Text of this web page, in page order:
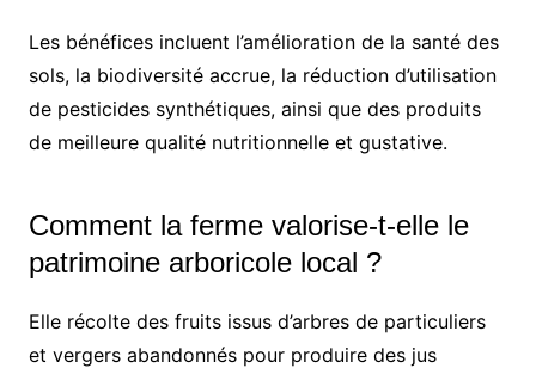
Les bénéfices incluent l’amélioration de la santé des
sols, la biodiversité accrue, la réduction d’utilisation
de pesticides synthétiques, ainsi que des produits
de meilleure qualité nutritionnelle et gustative.
Comment la ferme valorise-t-elle le
patrimoine arboricole local ?
Elle récolte des fruits issus d’arbres de particuliers
et vergers abandonnés pour produire des jus